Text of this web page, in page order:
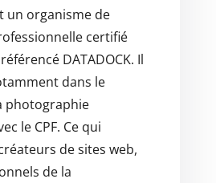
un organisme de
certifié
DATADOCK. Il
dans le
photographie
le CPF. Ce qui
de sites web,
de la